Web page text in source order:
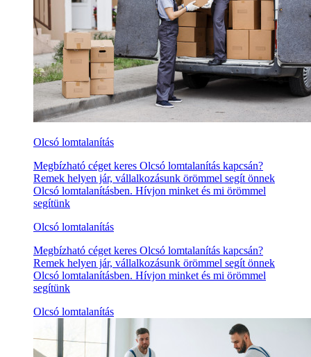
Olcsó lomtalanítás
Megbízható céget keres Olcsó lomtalanítás kapcsán?
Remek helyen jár, vállalkozásunk örömmel segít önnek
Olcsó lomtalanításben. Hívjon minket és mi örömmel
segítünk
Olcsó lomtalanítás
Megbízható céget keres Olcsó lomtalanítás kapcsán?
Remek helyen jár, vállalkozásunk örömmel segít önnek
Olcsó lomtalanításben. Hívjon minket és mi örömmel
segítünk
Olcsó lomtalanítás